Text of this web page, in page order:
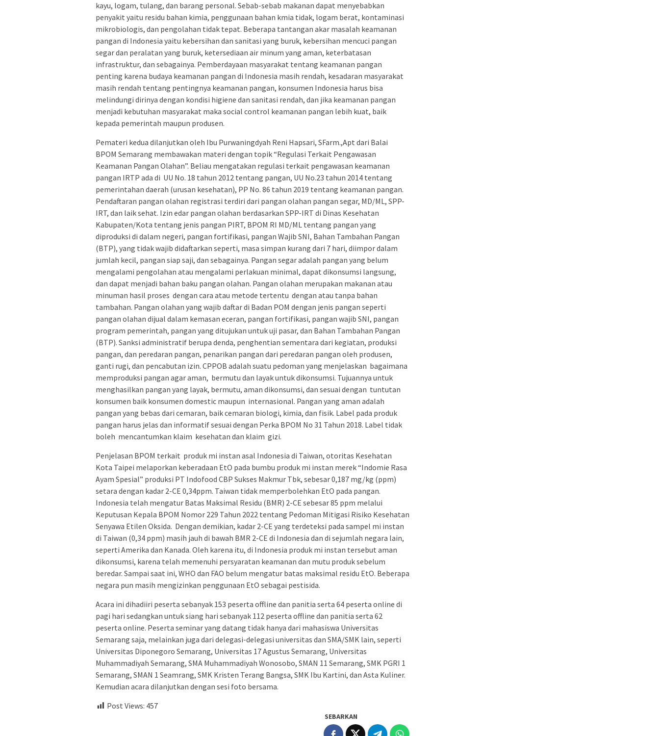
kayu, logam, tulang, dan barang personal. Sebab-sebab makanan dapat menyebabkan
penyakit yaitu residu bahan kimia, penggunaan bahan kmia tidak, logam berat, kontaminasi
mikrobiologis, dan pengolahan tidak tepat. Beberapa tantangan akar masalah keamanan
pangan di Indonesia yaitu kebersihan dan sanitasi yang buruk, kebersihan mencuci pangan
segar dan peralatan yang buruk, ketersediaan air minum yang aman, keterbatasan
infrastruktur, dan sebagainya. Pemberdayaan masyarakat tentang keamanan pangan
penting karena budaya keamanan pangan di Indonesia masih rendah, kesadaran masyarakat
masih rendah tentang pentingnya keamanan pangan, konsumen Indonesia harus bisa
melindungi dirinya dengan kondisi higiene dan sanitasi rendah, dan jika keamanan pangan
menjadi kebutuhan masyarakat maka social control keamanan pangan lebih kuat, baik
kepada pemerintah maupun produsen.
Pemateri kedua dilanjutkan oleh Ibu Purwaningdyah Reni Hapsari, SFarm.,Apt dari Balai
BPOM Semarang membawakan materi dengan topik “Regulasi Terkait Pengawasan
Keamanan Pangan Olahan”. Beliau mengatakan regulasi terkait pengawasan keamanan
pangan IRTP ada di UU No. 18 tahun 2012 tentang pangan, UU No.23 tahun 2014 tentang
pemerintahan daerah (urusan kesehatan), PP No. 86 tahun 2019 tentang keamanan pangan.
Pendaftaran pangan olahan registrasi terdiri dari pangan olahan pangan segar, MD/ML, SPP-
IRT, dan laik sehat. Izin edar pangan olahan berdasarkan SPP-IRT di Dinas Kesehatan
Kabupaten/Kota tentang jenis pangan PIRT, BPOM RI MD/ML tentang pangan yang
diproduksi di dalam negeri, pangan fortifikasi, pangan Wajib SNI, Bahan Tambahan Pangan
(BTP), yang tidak wajib didaftarkan seperti, masa simpan kurang dari 7 hari, diimpor dalam
jumlah kecil, pangan siap saji, dan sebagainya. Pangan segar adalah pangan yang belum
mengalami pengolahan atau mengalami perlakuan minimal, dapat dikonsumsi langsung,
dan dapat menjadi bahan baku pangan olahan. Pangan olahan merupakan makanan atau
minuman hasil proses dengan cara atau metode tertentu dengan atau tanpa bahan
tambahan. Pangan olahan yang wajib daftar di Badan POM dengan jenis pangan seperti
pangan olahan dijual dalam kemasan eceran, pangan fortifikasi, pangan wajib SNI, pangan
program pemerintah, pangan yang ditujukan untuk uji pasar, dan Bahan Tambahan Pangan
(BTP). Sanksi administratif berupa denda, penghentian sementara dari kegiatan, produksi
pangan, dan peredaran pangan, penarikan pangan dari peredaran pangan oleh produsen,
ganti rugi, dan pencabutan izin. CPPOB adalah suatu pedoman yang menjelaskan bagaimana
memproduksi pangan agar aman, bermutu dan layak untuk dikonsumsi. Tujuannya untuk
menghasilkan pangan yang layak, bermutu, aman dikonsumsi, dan sesuai dengan tuntutan
konsumen baik konsumen domestic maupun internasional. Pangan yang aman adalah
pangan yang bebas dari cemaran, baik cemaran biologi, kimia, dan fisik. Label pada produk
pangan harus jelas dan informatif sesuai dengan Perka BPOM No 31 Tahun 2018. Label tidak
boleh mencantumkan klaim kesehatan dan klaim gizi.
Penjelasan BPOM terkait produk mi instan asal Indonesia di Taiwan, otoritas Kesehatan
Kota Taipei melaporkan keberadaan EtO pada bumbu produk mi instan merek “Indomie Rasa
Ayam Spesial” produksi PT Indofood CBP Sukses Makmur Tbk, sebesar 0,187 mg/kg (ppm)
setara dengan kadar 2-CE 0,34ppm. Taiwan tidak memperbolehkan EtO pada pangan.
Indonesia telah mengatur Batas Maksimal Residu (BMR) 2-CE sebesar 85 ppm melalui
Keputusan Kepala BPOM Nomor 229 Tahun 2022 tentang Pedoman Mitigasi Risiko Kesehatan
Senyawa Etilen Oksida. Dengan demikian, kadar 2-CE yang terdeteksi pada sampel mi instan
di Taiwan (0,34 ppm) masih jauh di bawah BMR 2-CE di Indonesia dan di sejumlah negara lain,
seperti Amerika dan Kanada. Oleh karena itu, di Indonesia produk mi instan tersebut aman
dikonsumsi, karena telah memenuhi persyaratan keamanan dan mutu produk sebelum
beredar. Sampai saat ini, WHO dan FAO belum mengatur batas maksimal residu EtO. Beberapa
negara pun masih mengizinkan penggunaan EtO sebagai pestisida.
Acara ini dihadiiri peserta sebanyak 153 peserta offline dan panitia serta 64 peserta online di
pagi hari sedangkan untuk siang hari sebanyak 112 peserta offline dan panitia serta 62
peserta online. Peserta seminar yang datang tidak hanya dari mahasiswa Universitas
Semarang saja, melainkan juga dari delegasi-delegasi universitas dan SMA/SMK lain, seperti
Universitas Diponegoro Semarang, Universitas 17 Agustus Semarang, Universitas
Muhammadiyah Semarang, SMA Muhammadiyah Wonosobo, SMAN 11 Semarang, SMK PGRI 1
Semarang, SMAN 1 Seamrang, SMK Kristen Terang Bangsa, SMK Ibu Kartini, dan Asta Kuliner.
Kemudian acara dilanjutkan dengan sesi foto bersama.
Post Views: 457
SEBARKAN